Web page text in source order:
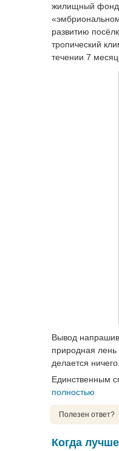
жилищный фонд.
развитию
тропический
течении 7
Вывод
природная лень
делается ничего.
Единственным
полностью
Полезен ответ?
Когда